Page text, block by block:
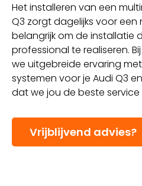
Het installeren van een
Q3 zorgt dagelijks voor een
belangrijk om de installatie
professional te realiseren.
we uitgebreide ervaring
systemen voor je Audi Q3
dat we jou de beste service
Vrijblijvend advies?